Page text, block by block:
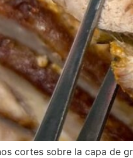
cortes sobre la capa de